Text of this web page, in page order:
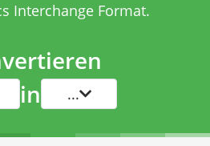
Interchange Format.
in ...